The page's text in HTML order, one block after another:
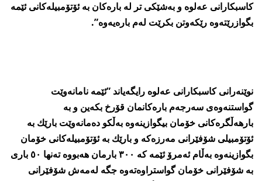
كاسبكارانی عه‌لوه‌ و به‌شێكی تر له‌ باره‌كان به‌ ئۆتۆمبیله‌كانی ئێمه‌
بگوازرێته‌وه‌ رێكه‌وتن بكرێت له‌م باره‌یه‌وه‌”.
نوێنه‌رانی كاسبكارانی عه‌لوه‌ رایگه‌یاند ”ئێمه‌ نامانه‌وێت
گواستنه‌وه‌ی سه‌رجه‌م باره‌كانمان قۆرخ بكه‌ین و به‌
بارهه‌ڵگره‌كانی خۆمان بیگوازینه‌وه‌ به‌ڵكو ده‌مانه‌وێت بارێك به‌
ئۆتۆمبیلی شۆفێرانی مه‌رزه‌كه‌ و بارێك به‌ ئۆتۆمبیله‌كانی خۆمان
بگوازینه‌وه‌ به‌ڵام ئه‌مرۆ ئێمه‌ كه‌ ٣٠٠ بارمان هه‌بووه‌ ته‌نها ٥٠ باری
به‌ شۆفێرانی خۆمان گواستراوه‌ته‌وه‌ جگه‌ له‌مه‌ش شۆفێرانی